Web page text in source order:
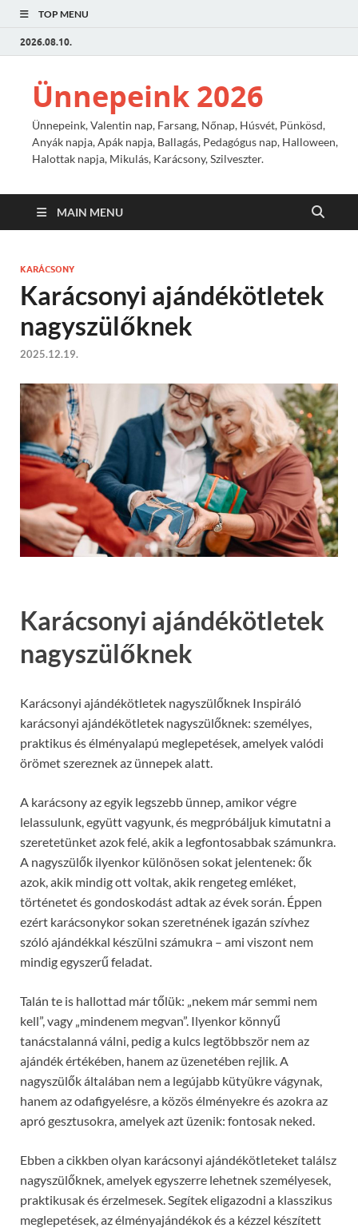
TOP MENU
2026.08.10.
Ünnepeink 2026
Ünnepeink, Valentin nap, Farsang, Nőnap, Húsvét, Pünkösd,
Anyák napja, Apák napja, Ballagás, Pedagógus nap, Halloween,
Halottak napja, Mikulás, Karácsony, Szilveszter.
MAIN MENU
KARÁCSONY
Karácsonyi ajándékötletek
nagyszülőknek
2025.12.19.
Karácsonyi ajándékötletek
nagyszülőknek
Karácsonyi ajándékötletek nagyszülőknek Inspiráló
karácsonyi ajándékötletek nagyszülőknek: személyes,
praktikus és élményalapú meglepetések, amelyek valódi
örömet szereznek az ünnepek alatt.
A karácsony az egyik legszebb ünnep, amikor végre
lelassulunk, együtt vagyunk, és megpróbáljuk kimutatni a
szeretetünket azok felé, akik a legfontosabbak számunkra.
A nagyszülők ilyenkor különösen sokat jelentenek: ők
azok, akik mindig ott voltak, akik rengeteg emléket,
történetet és gondoskodást adtak az évek során. Éppen
ezért karácsonykor sokan szeretnének igazán szívhez
szóló ajándékkal készülni számukra – ami viszont nem
mindig egyszerű feladat.
Talán te is hallottad már tőlük: „nekem már semmi nem
kell”, vagy „mindenem megvan”. Ilyenkor könnyű
tanácstalanná válni, pedig a kulcs legtöbbször nem az
ajándék értékében, hanem az üzenetében rejlik. A
nagyszülők általában nem a legújabb kütyükre vágynak,
hanem az odafigyelésre, a közös élményekre és azokra az
apró gesztusokra, amelyek azt üzenik: fontosak neked.
Ebben a cikkben olyan karácsonyi ajándékötleteket találsz
nagyszülőknek, amelyek egyszerre lehetnek személyesek,
praktikusak és érzelmesek. Segítek eligazodni a klasszikus
meglepetések, az élményajándékok és a kézzel készített